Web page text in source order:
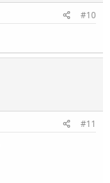
#10
#11